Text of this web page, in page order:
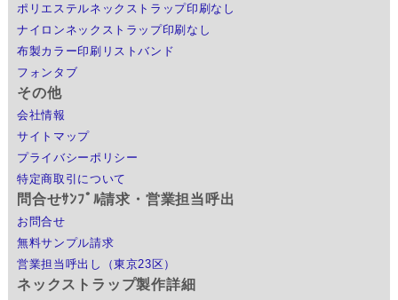
ポリエステルネックストラップ印刷なし
ナイロンネックストラップ印刷なし
布製カラー印刷リストバンド
フォンタブ
その他
会社情報
サイトマップ
プライバシーポリシー
特定商取引について
問合せｻﾝﾌﾟﾙ請求・営業担当呼出
お問合せ
無料サンプル請求
営業担当呼出し（東京23区）
ネックストラップ製作詳細